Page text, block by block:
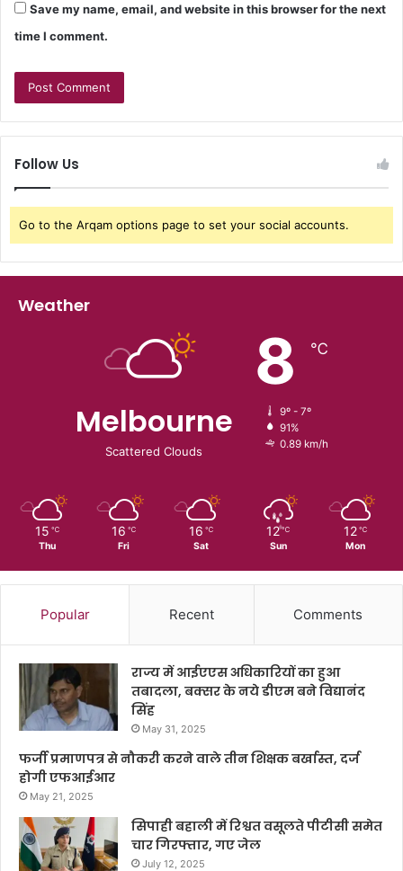
Save my name, email, and website in this browser for the next
time I comment.
Follow Us
Go to the Arqam options page to set your social accounts.
Weather
Melbourne
Scattered Clouds
8 ℃
9º - 7º
91%
0.89 km/h
15 ℃
Thu
16 ℃
Fri
16 ℃
Sat
12 ℃
Sun
12 ℃
Mon
Popular Recent Comments
राज्य में आईएएस अधिकारियों का हुआ
तबादला, बक्सर के नये डीएम बने विद्यानंद
सिंह
May 31, 2025
फर्जी प्रमाणपत्र से नौकरी करने वाले तीन शिक्षक बर्खास्त, दर्ज
होगी एफआईआर
May 21, 2025
सिपाही बहाली में रिश्वत वसूलते पीटीसी समेत
चार गिरफ्तार, गए जेल
July 12, 2025